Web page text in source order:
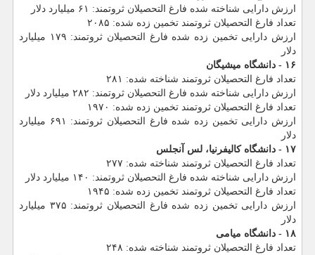
ارزش دارایی شناخته شده فارغ التحصیلان ثروتمند: ۶۱ میلیارد دلار
تعداد فارغ التحصیلان ثروتمند تخمین زده شده: ۲۰۸۵
ارزش دارایی تخمین زده شده فارغ التحصیلان ثروتمند: ۱۷۹ میلیارد
دلار
۱۶ - دانشگاه میشیگان
تعداد فارغ التحصیلان ثروتمند شناخته شده: ۲۸۱
ارزش دارایی شناخته شده فارغ التحصیلان ثروتمند: ۲۸۲ میلیارد دلار
تعداد فارغ التحصیلان ثروتمند تخمین زده شده: ۱۹۷۰
ارزش دارایی تخمین زده شده فارغ التحصیلان ثروتمند: ۶۹۱ میلیارد
دلار
۱۷ - دانشگاه كالیفرنیا، لس آنجلس
تعداد فارغ التحصیلان ثروتمند شناخته شده: ۲۷۷
ارزش دارایی شناخته شده فارغ التحصیلان ثروتمند: ۱۴۰ میلیارد دلار
تعداد فارغ التحصیلان ثروتمند تخمین زده شده: ۱۹۴۵
ارزش دارایی تخمین زده شده فارغ التحصیلان ثروتمند: ۳۷۵ میلیارد
دلار
۱۸ - دانشگاه میامی
تعداد فارغ التحصیلان ثروتمند شناخته شده: ۲۴۸